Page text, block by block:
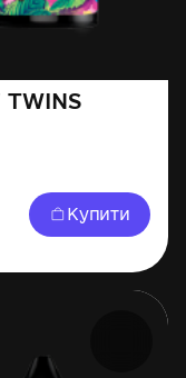
Купити